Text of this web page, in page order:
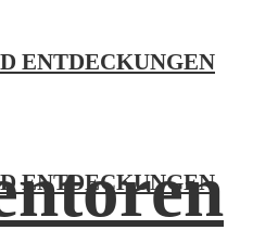
ENTDECKUNGEN
ENTDECKUNGEN